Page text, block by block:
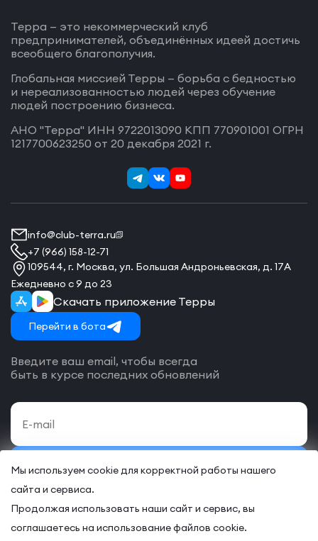
Терра — это некоммерческий клуб
предпринимателей, объединённых идеей достичь
всеобщего благополучия.
Глобальная миссией Терры — борьба с бедностью
и нереализованностью людей через обучение
людей построению бизнеса.
АНО "Терра" ИНН 9722013090 КПП 770901001 ОГРН
1217700623250 от 20 декабря 2021 г.
info@club-terra.ru
+7 (966) 158-12-71
109544, г. Москва, ул. Большая Андроньевская, д. 17А
Ежедневно с 9 до 23
Скачать приложение Терры
Перейти в бота
Введите ваш email, чтобы всегда
быть в курсе последних обновлений
Даю своё согласие на обработку
сдоговором-оферты на оказание онлайн и/или офлайн услуг.
Мы используем cookie для корректной работы нашего
сайта и сервиса.
Продолжая использовать наши сайт и сервис, вы
соглашаетесь на использование файлов cookie.